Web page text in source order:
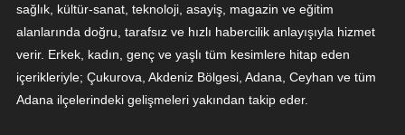
sağlık, kültür-sanat, teknoloji, asayiş, magazin ve eğitim
alanlarında doğru, tarafsız ve hızlı habercilik anlayışıyla hizmet
verir. Erkek, kadın, genç ve yaşlı tüm kesimlere hitap eden
içerikleriyle; Çukurova, Akdeniz Bölgesi, Adana, Ceyhan ve tüm
Adana ilçelerindeki gelişmeleri yakından takip eder.